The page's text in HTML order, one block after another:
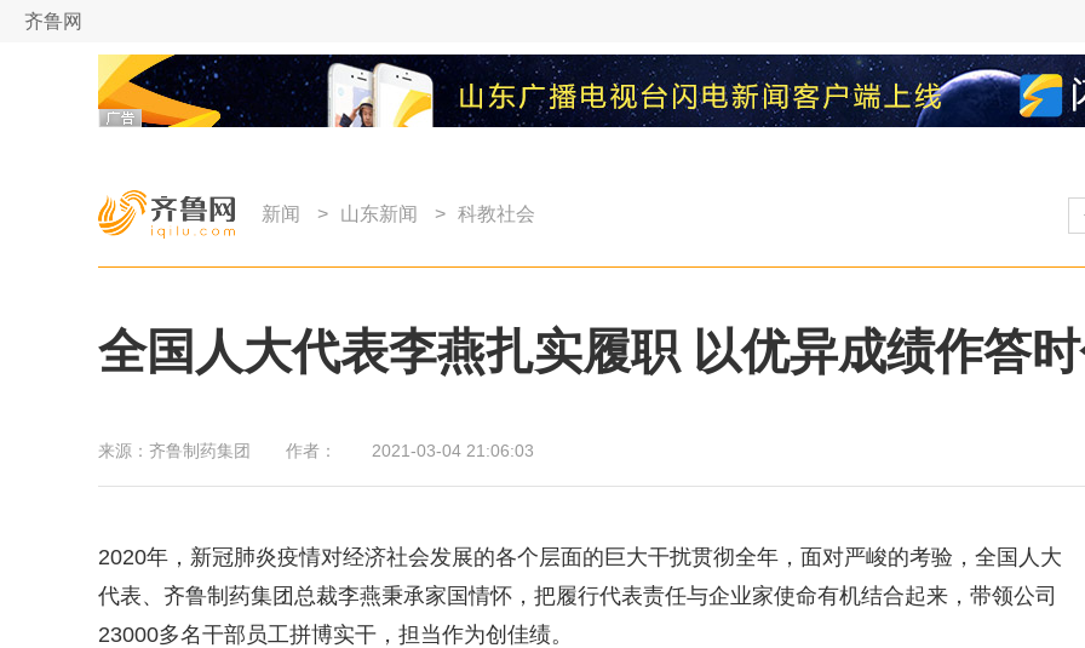
齐鲁网
新闻 > 山东新闻 > 科教社会
全国人大代表李燕扎实履职 以优异成绩作答
来源： 齐鲁制药集团 作者： 2021-03-04 21:06:03
2020年，新冠肺炎疫情对经济社会发展的各个层面的巨大干扰贯彻全年，面对严峻的考验，全国人大
代表、齐鲁制药集团总裁李燕秉承家国情怀，把履行代表责任与企业家使命有机结合起来，带领公司
23000多名干部员工拼博实干，担当作为创佳绩。